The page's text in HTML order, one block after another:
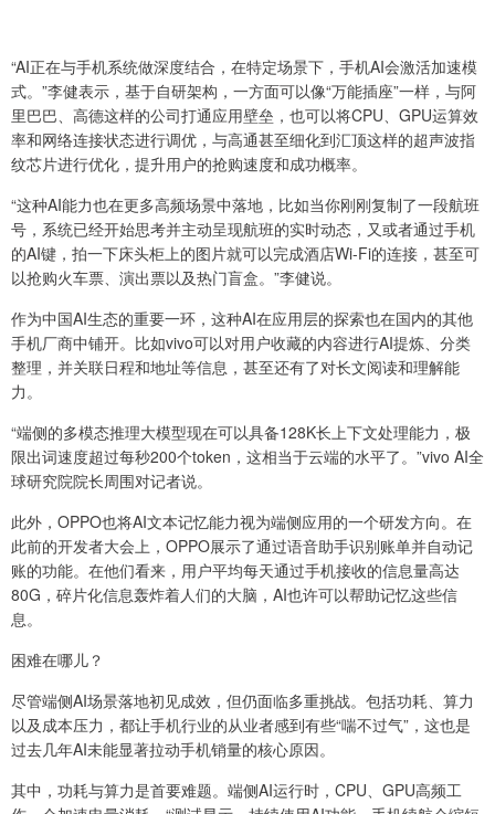
“AI正在与手机系统做深度结合，在特定场景下，手机AI会激活加速模
式。”李健表示，基于自研架构，一方面可以像“万能插座”一样，与阿
里巴巴、高德这样的公司打通应用壁垒，也可以将CPU、GPU运算效
率和网络连接状态进行调优，与高通甚至细化到汇顶这样的超声波指
纹芯片进行优化，提升用户的抢购速度和成功概率。
“这种AI能力也在更多高频场景中落地，比如当你刚刚复制了一段航班
号，系统已经开始思考并主动呈现航班的实时动态，又或者通过手机
的AI键，拍一下床头柜上的图片就可以完成酒店Wi-Fi的连接，甚至可
以抢购火车票、演出票以及热门盲盒。”李健说。
作为中国AI生态的重要一环，这种AI在应用层的探索也在国内的其他
手机厂商中铺开。比如vivo可以对用户收藏的内容进行AI提炼、分类
整理，并关联日程和地址等信息，甚至还有了对长文阅读和理解能
力。
“端侧的多模态推理大模型现在可以具备128K长上下文处理能力，极
限出词速度超过每秒200个token，这相当于云端的水平了。”vivo AI全
球研究院院长周围对记者说。
此外，OPPO也将AI文本记忆能力视为端侧应用的一个研发方向。在
此前的开发者大会上，OPPO展示了通过语音助手识别账单并自动记
账的功能。在他们看来，用户平均每天通过手机接收的信息量高达
80G，碎片化信息轰炸着人们的大脑，AI也许可以帮助记忆这些信
息。
困难在哪儿？
尽管端侧AI场景落地初见成效，但仍面临多重挑战。包括功耗、算力
以及成本压力，都让手机行业的从业者感到有些“喘不过气”，这也是
过去几年AI未能显著拉动手机销量的核心原因。​
其中，功耗与算力是首要难题。端侧AI运行时，CPU、GPU高频工